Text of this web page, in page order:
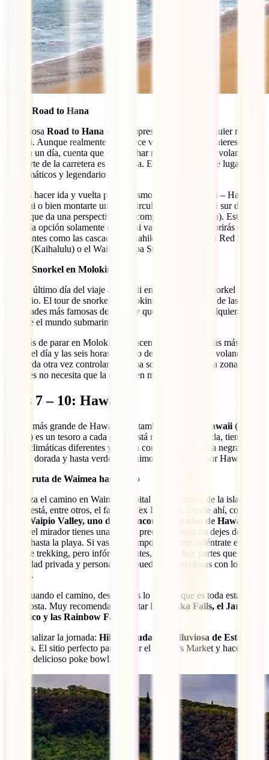
Día 5: Road to Hana
La famosa Road to Hana es un imprescindible en cualquier ruta por
Hawaii. Aunque realmente se merece varios días, si la quieres hacer
toda en un día, cuenta que vas a echar más de 8 horas al volante y
que parte de la carretera es peligrosa. Eso sí, está llena de lugares
emblemáticos y legendarios.
Puedes hacer ida y vuelta por el mismo camino: Kahului – Hana –
Kahului o bien montarte una ruta circular pasando por el sur de
Maui, que da una perspectiva más completa (y más larga). Esta
segunda opción solamente es apta si vas en 4×4. Descubrirás sitios
alucinantes como las cascadas Makahiku y Waimoku, la Red Sand
Beach (Kaihalulu) o el Wainapanapa State Park.
Día 6: Snorkel en Molokini
Para el último día del viaje a Hawaii en Maui, una de snorkel en tu
itinerario. El tour de snorkel a Molokini en Maui es una de las
actividades más famosas de la isla y que hará feliz a cualquiera que
le guste el mundo submarino.
Además de parar en Molokini se hacen un par de paradas más a lo
largo del día y las seis horas a bordo del barco se pasan volando.
Recuerda otra vez controlar la crema solar que usas. Esa zona de
arrecifes no necesita que la destrocen más.
Días 7 – 10: Hawaii
La isla más grande de Hawaii, que también se llama
Hawaii (o Big
Island) es un tesoro a cada paso. Está muy poco poblada, tiene 8
zonas climáticas diferentes y cuenta con playas de arena negra,
blanca, dorada y hasta verde. ¡Seguimos el itinerario por Hawái!
Día 7: ruta de Waimea hasta Hilo
Empieza el camino en Waimea, capital gastronómica de la isla,
donde está, entre otros, el famoso Tex Drive In. Desde ahí, continúa
Waipio Valley, uno de los rincones sagrados de Hawaii
Desde el mirador tienes unas vistas preciosas, pero no dejes de hacer
la ruta hasta la playa. Si vas con tiempo suficiente, adéntrate en el
valle de trekking, pero infórmate antes, ya que hay partes que son
propiedad privada y personas que pueden ser recelosas con los
turistas.
Continuando el camino, descubrirás lo salvaje que es toda esta parte
de la costa. Muy recomendable visitar las
Akaka Falls, el Jardín
Botánico y las Rainbow Falls
Para finalizar la jornada: Hilo, la ciudad más lluviosa de Estados
Unidos. El sitio perfecto para visitar el Farmers Market y hacerse
con un delicioso poke bowl.